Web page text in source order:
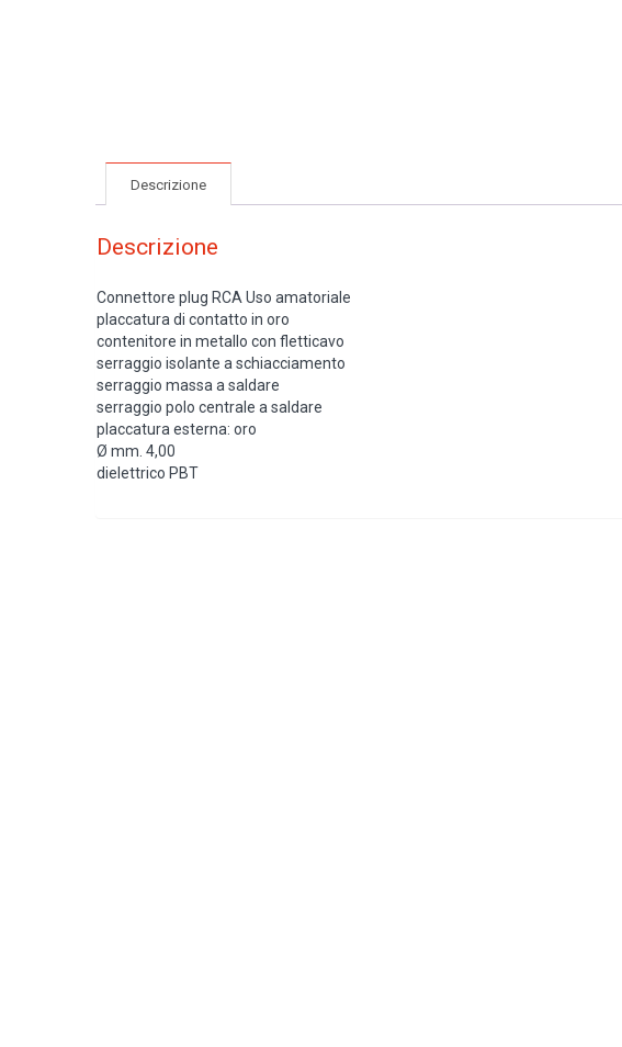
Descrizione
Descrizione
Connettore plug RCA Uso amatoriale
placcatura di contatto in oro
contenitore in metallo con fletticavo
serraggio isolante a schiacciamento
serraggio massa a saldare
serraggio polo centrale a saldare
placcatura esterna: oro
Ø mm. 4,00
dielettrico PBT